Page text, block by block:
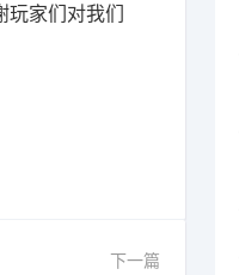
玩家们对我们
下一篇